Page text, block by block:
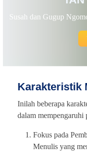
Susah dan Gugup
Karakteristik
Inilah beberapa
dalam mempengaruhi
Fokus pada
Menulis yang